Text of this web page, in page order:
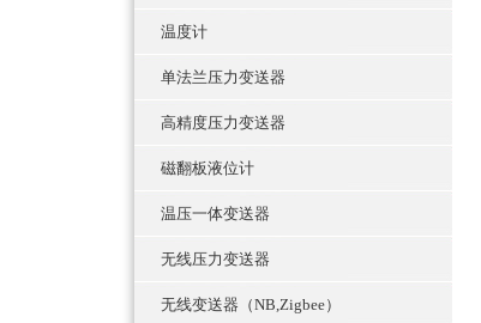
温度计
单法兰压力变送器
高精度压力变送器
磁翻板液位计
温压一体变送器
无线压力变送器
无线变送器（NB,Zigbee）